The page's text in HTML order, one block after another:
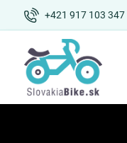
+421 917 103 347